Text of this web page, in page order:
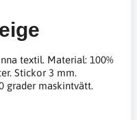
textil. Material: 100%
Stickor 3 mm.
grader maskintvätt.